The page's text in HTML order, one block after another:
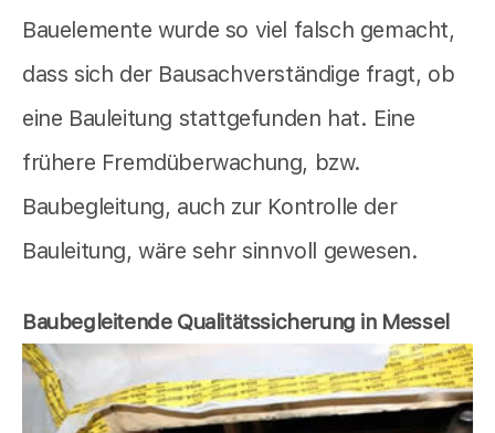
Bauelemente wurde so viel falsch gemacht,
dass sich der Bausachverständige fragt, ob
eine Bauleitung stattgefunden hat. Eine
frühere Fremdüberwachung, bzw.
Baubegleitung, auch zur Kontrolle der
Bauleitung, wäre sehr sinnvoll gewesen.
Baubegleitende Qualitätssicherung in Messel